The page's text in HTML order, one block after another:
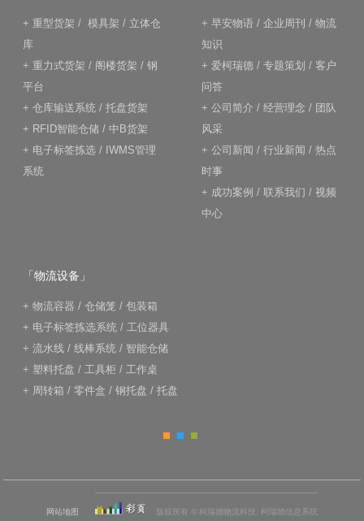
+ 重型货架 / 模具架 / 立体仓
库
+ 重力式货架 / 阁楼货架 / 钢
平台
+ 仓库输送系统 / 托盘货架
+ RFID智能仓储 / 中B货架
+ 电子标签拣选 / IWMS管理
系统
+ 早安物语 / 企业周刊 / 物流
知识
+ 爱柯瑞德 / 专题策划 / 客户
问答
+ 公司简介 / 经营理念 / 团队
风采
+ 公司新闻 / 行业新闻 / 热点
时事
+ 成功案例 / 联系我们 / 视频
中心
「物流设备」
+ 物流容器 / 仓储笼 / 包装箱
+ 电子标签拣选系统 / 工位器具
+ 流水线 / 线棒系统 / 智能仓储
+ 塑料托盘 / 工具柜 / 工作桌
+ 周转箱 / 零件盒 / 钢托盘 / 托盘
网站地图 版权所有 © 柯瑞德物流科技, 柯瑞德信息系统